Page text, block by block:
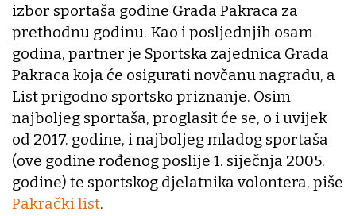
izbor sportaša godine Grada Pakraca za
prethodnu godinu. Kao i posljednjih osam
godina, partner je Sportska zajednica Grada
Pakraca koja će osigurati novčanu nagradu, a
List prigodno sportsko priznanje. Osim
najboljeg sportaša, proglasit će se, o i uvijek
od 2017. godine, i najboljeg mladog sportaša
(ove godine rođenog poslije 1. siječnja 2005.
godine) te sportskog djelatnika volontera, piše
Pakrački list.